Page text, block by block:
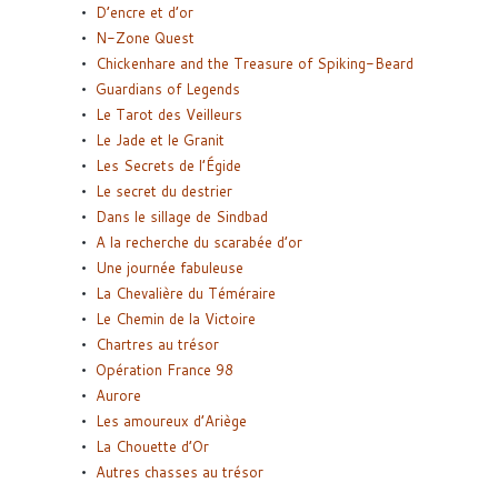
D’encre et d’or
N-Zone Quest
Chickenhare and the Treasure of Spiking-Beard
Guardians of Legends
Le Tarot des Veilleurs
Le Jade et le Granit
Les Secrets de l’Égide
Le secret du destrier
Dans le sillage de Sindbad
A la recherche du scarabée d’or
Une journée fabuleuse
La Chevalière du Téméraire
Le Chemin de la Victoire
Chartres au trésor
Opération France 98
Aurore
Les amoureux d’Ariège
La Chouette d’Or
Autres chasses au trésor